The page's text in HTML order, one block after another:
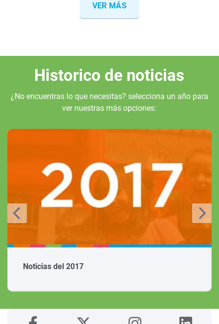
VER MÁS
Historico de noticias
¿No encuentras lo que necesitas? selecciona un año para
ver nuestras más opciones:
Noticias del 2017